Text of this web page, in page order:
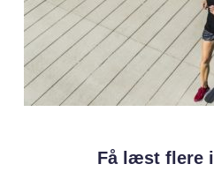
Få læst flere